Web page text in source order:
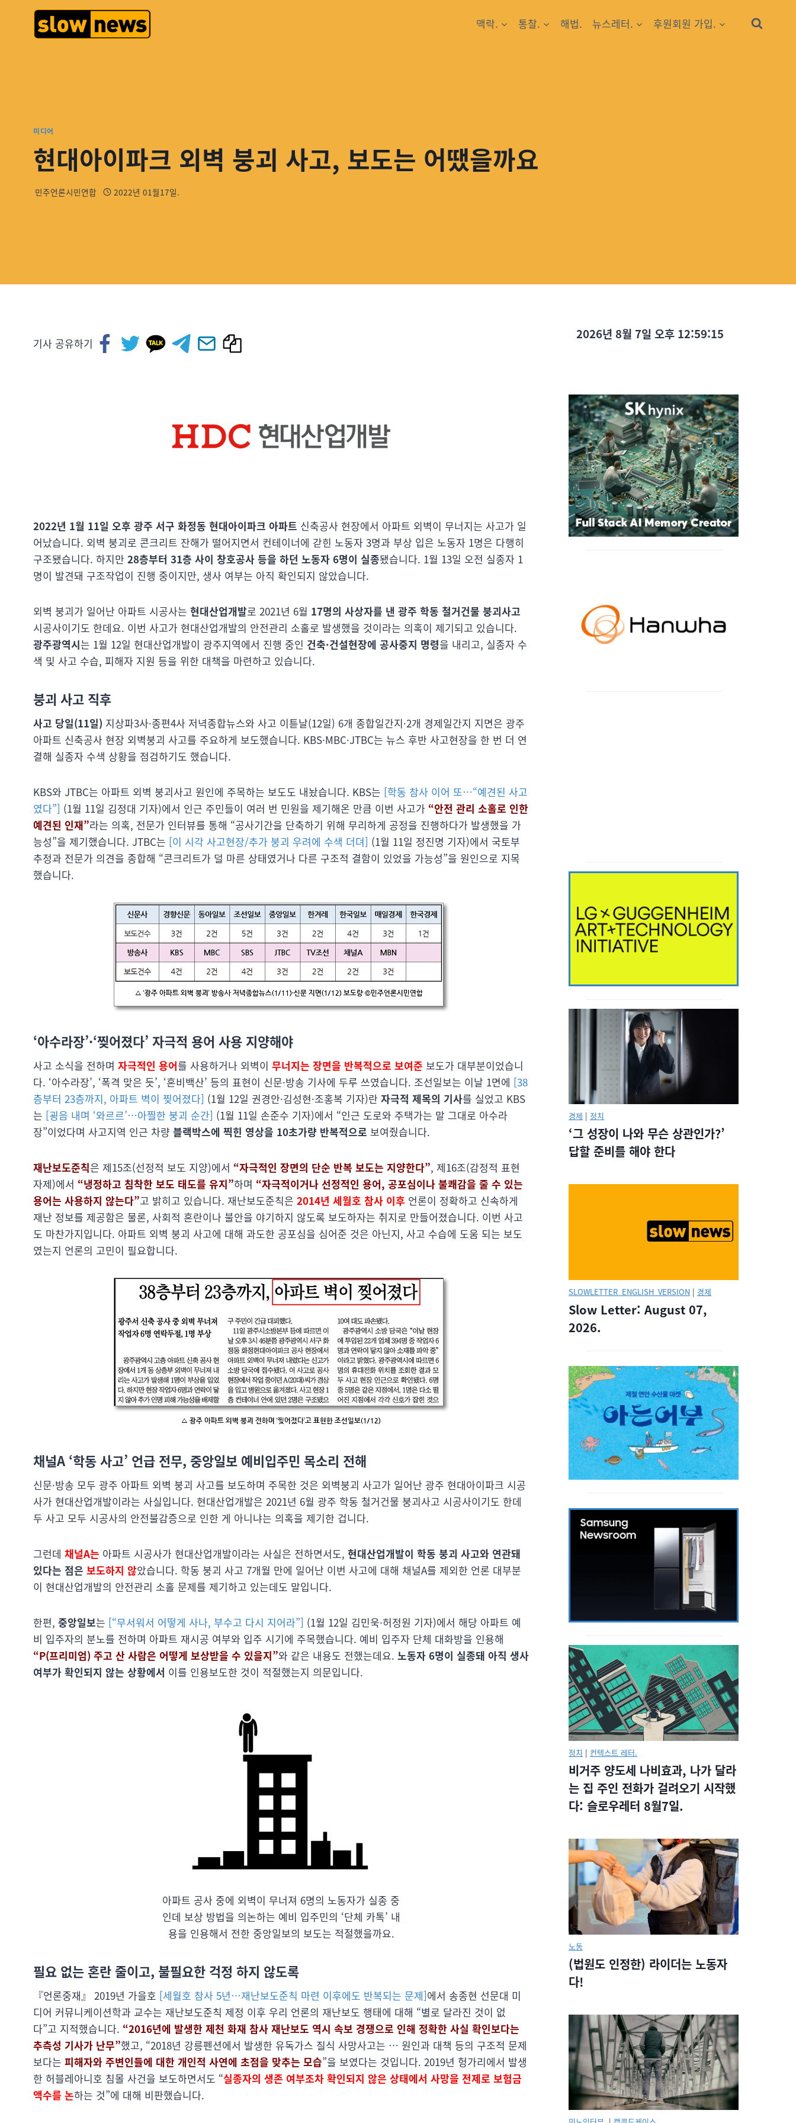
맥락. 통찰. 해법. 뉴스레터. 후원회원 가입.
미디어
현대아이파크 외벽 붕괴 사고, 보도는 어땠을까요
민주언론시민연합 2022년 01월17일.
기사 공유하기
2022년 1월 11일 오후 광주 서구 화정동 현대아이파크 아파트 신축공사 현장에서 아파트 외벽이 무너지는 사고가 일
어났습니다. 외벽 붕괴로 콘크리트 잔해가 떨어지면서 컨테이너에 갇힌 노동자 3명과 부상 입은 노동자 1명은 다행히
구조됐습니다. 하지만 28층부터 31층 사이 창호공사 등을 하던 노동자 6명이 실종됐습니다. 1월 13일 오전 실종자 1
명이 발견돼 구조작업이 진행 중이지만, 생사 여부는 아직 확인되지 않았습니다.
외벽 붕괴가 일어난 아파트 시공사는 현대산업개발로 2021년 6월 17명의 사상자를 낸 광주 학동 철거건물 붕괴사고
시공사이기도 한데요. 이번 사고가 현대산업개발의 안전관리 소홀로 발생했을 것이라는 의혹이 제기되고 있습니다.
광주광역시는 1월 12일 현대산업개발이 광주지역에서 진행 중인 건축·건설현장에 공사중지 명령을 내리고, 실종자 수
색 및 사고 수습, 피해자 지원 등을 위한 대책을 마련하고 있습니다.
붕괴 사고 직후
사고 당일(11일) 지상파3사·종편4사 저녁종합뉴스와 사고 이튿날(12일) 6개 종합일간지·2개 경제일간지 지면은 광주
아파트 신축공사 현장 외벽붕괴 사고를 주요하게 보도했습니다. KBS·MBC·JTBC는 뉴스 후반 사고현장을 한 번 더 연
결해 실종자 수색 상황을 점검하기도 했습니다.
KBS와 JTBC는 아파트 외벽 붕괴사고 원인에 주목하는 보도도 내놨습니다. KBS는 [학동 참사 이어 또…“예견된 사고
였다”] (1월 11일 김정대 기자)에서 인근 주민들이 여러 번 민원을 제기해온 만큼 이번 사고가 “안전 관리 소홀로 인한
예견된 인재”라는 의혹, 전문가 인터뷰를 통해 “공사기간을 단축하기 위해 무리하게 공정을 진행하다가 발생했을 가
능성”을 제기했습니다. JTBC는 [이 시각 사고현장/추가 붕괴 우려에 수색 더뎌] (1월 11일 정진명 기자)에서 국토부
추정과 전문가 의견을 종합해 “콘크리트가 덜 마른 상태였거나 다른 구조적 결함이 있었을 가능성”을 원인으로 지목
했습니다.
‘아수라장’·‘찢어졌다’ 자극적 용어 사용 지양해야
사고 소식을 전하며 자극적인 용어를 사용하거나 외벽이 무너지는 장면을 반복적으로 보여준 보도가 대부분이었습니
다. ‘아수라장’, ‘폭격 맞은 듯’, ‘혼비백산’ 등의 표현이 신문·방송 기사에 두루 쓰였습니다. 조선일보는 이날 1면에 [38
층부터 23층까지, 아파트 벽이 찢어졌다] (1월 12일 권경안·김성현·조홍복 기자)란 자극적 제목의 기사를 실었고 KBS
는 [굉음 내며 ‘와르르’…아찔한 붕괴 순간] (1월 11일 손준수 기자)에서 “인근 도로와 주택가는 말 그대로 아수라
장”이었다며 사고지역 인근 차량 블랙박스에 찍힌 영상을 10초가량 반복적으로 보여줬습니다.
재난보도준칙은 제15조(선정적 보도 지양)에서 “자극적인 장면의 단순 반복 보도는 지양한다”, 제16조(감정적 표현
자제)에서 “냉정하고 침착한 보도 태도를 유지”하며 “자극적이거나 선정적인 용어, 공포심이나 불쾌감을 줄 수 있는
용어는 사용하지 않는다”고 밝히고 있습니다. 재난보도준칙은 2014년 세월호 참사 이후 언론이 정확하고 신속하게
재난 정보를 제공함은 물론, 사회적 혼란이나 불안을 야기하지 않도록 보도하자는 취지로 만들어졌습니다. 이번 사고
도 마찬가지입니다. 아파트 외벽 붕괴 사고에 대해 과도한 공포심을 심어준 것은 아닌지, 사고 수습에 도움 되는 보도
였는지 언론의 고민이 필요합니다.
채널A ‘학동 사고’ 언급 전무, 중앙일보 예비입주민 목소리 전해
신문·방송 모두 광주 아파트 외벽 붕괴 사고를 보도하며 주목한 것은 외벽붕괴 사고가 일어난 광주 현대아이파크 시공
사가 현대산업개발이라는 사실입니다. 현대산업개발은 2021년 6월 광주 학동 철거건물 붕괴사고 시공사이기도 한데
두 사고 모두 시공사의 안전불감증으로 인한 게 아니냐는 의혹을 제기한 겁니다.
그런데 채널A는 아파트 시공사가 현대산업개발이라는 사실은 전하면서도, 현대산업개발이 학동 붕괴 사고와 연관돼
있다는 점은 보도하지 않았습니다. 학동 붕괴 사고 7개월 만에 일어난 이번 사고에 대해 채널A를 제외한 언론 대부분
이 현대산업개발의 안전관리 소홀 문제를 제기하고 있는데도 말입니다.
한편, 중앙일보는 [“무서워서 어떻게 사나, 부수고 다시 지어라”] (1월 12일 김민욱·허정원 기자)에서 해당 아파트 예
비 입주자의 분노를 전하며 아파트 재시공 여부와 입주 시기에 주목했습니다. 예비 입주자 단체 대화방을 인용해
“P(프리미엄) 주고 산 사람은 어떻게 보상받을 수 있을지”와 같은 내용도 전했는데요. 노동자 6명이 실종돼 아직 생사
여부가 확인되지 않는 상황에서 이를 인용보도한 것이 적절했는지 의문입니다.
아파트 공사 중에 외벽이 무너져 6명의 노동자가 실종 중
인데 보상 방법을 의논하는 예비 입주민의 ‘단체 카톡’ 내
용을 인용해서 전한 중앙일보의 보도는 적절했을까요.
필요 없는 혼란 줄이고, 불필요한 걱정 하지 않도록
『언론중재』 2019년 가을호 [세월호 참사 5년…재난보도준칙 마련 이후에도 반복되는 문제]에서 송종현 선문대 미
디어 커뮤니케이션학과 교수는 재난보도준칙 제정 이후 우리 언론의 재난보도 행태에 대해 “별로 달라진 것이 없
다”고 지적했습니다. “2016년에 발생한 제천 화재 참사 재난보도 역시 속보 경쟁으로 인해 정확한 사실 확인보다는
추측성 기사가 난무”했고, “2018년 강릉펜션에서 발생한 유독가스 질식 사망사고는 … 원인과 대책 등의 구조적 문제
보다는 피해자와 주변인들에 대한 개인적 사연에 초점을 맞추는 모습”을 보였다는 것입니다. 2019년 헝가리에서 발생
한 허블레아니호 침몰 사건을 보도하면서도 “실종자의 생존 여부조차 확인되지 않은 상태에서 사망을 전제로 보험금
액수를 논하는 것”에 대해 비판했습니다.
2026년 8월 7일 오후 12:59:16
경제 | 정치
‘그 성장이 나와 무슨 상관인가?’
답할 준비를 해야 한다
SLOWLETTER_ENGLISH_VERSION | 경제
Slow Letter: August 07,
2026.
정치 | 컨텍스트 레터.
비거주 양도세 나비효과, 나가 달라
는 집 주인 전화가 걸려오기 시작했
다: 슬로우레터 8월7일.
노동
(법원도 인정한) 라이더는 노동자
다!